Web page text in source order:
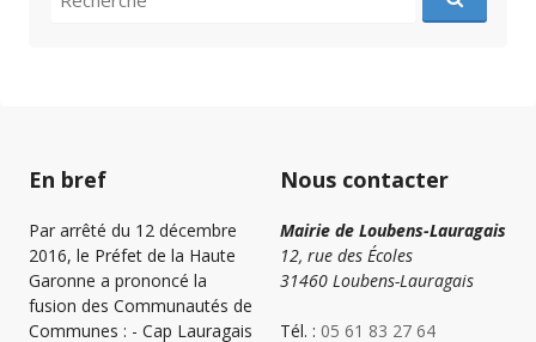
pour
En bref
Par arrêté du 12 décembre
2016, le Préfet de la Haute
Garonne a prononcé la
fusion des Communautés de
Communes : - Cap Lauragais
Nous contacter
Mairie de Loubens-Lauragais
12, rue des Écoles
31460 Loubens-Lauragais
Tél. : 05 61 83 27 64